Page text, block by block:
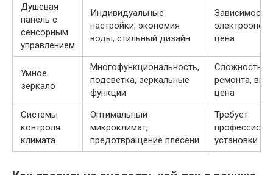
Душевая
панель с
сенсорным
управлением
Индивидуальные
настройки, экономия
воды, стильный дизайн
Зависимость
цена
Умное
зеркало
Многофункциональность,
подсветка, зеркальные
функции
Сложность
ремонта,
цена
Системы
контроля
климата
Оптимальный
микроклимат,
предотвращение плесени
Требует
установки